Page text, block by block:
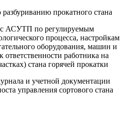
прокатного стана
с АСУТП по регулируемым
процесса, настройкам
оборудования, машин и
работника на
стана горячей прокатки
и учетной документации
управления сортового стана